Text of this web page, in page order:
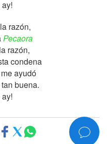
ay!
razón,
Pecaora
razón,
condena
ayudó
buena.
ay!